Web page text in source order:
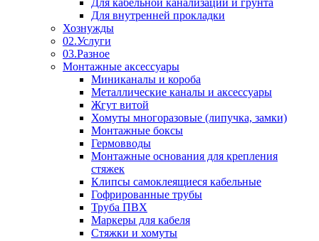
Для кабельной канализации и грунта
Для внутренней прокладки
Хознужды
02.Услуги
03.Разное
Монтажные аксессуары
Миниканалы и короба
Металлические каналы и аксессуары
Жгут витой
Хомуты многоразовые (липучка, замки)
Монтажные боксы
Гермовводы
Монтажные основания для крепления
стяжек
Клипсы самоклеящиеся кабельные
Гофрированные трубы
Труба ПВХ
Маркеры для кабеля
Стяжки и хомуты